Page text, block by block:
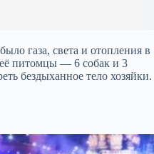
газа, света и отопления в
её питомцы — 6 собак и 3
бездыханное тело хозяйки.